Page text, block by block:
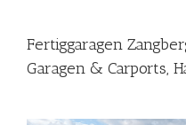
Fertiggaragen
Garagen & Carports,